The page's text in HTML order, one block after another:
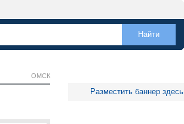
ОМСК
Разместить баннер здесь